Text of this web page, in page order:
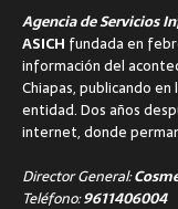
Agencia de Servicios
ASICH fundada en
información del
Chiapas, publicando
entidad. Dos años
internet, donde
Director General:
Teléfono:9611406004